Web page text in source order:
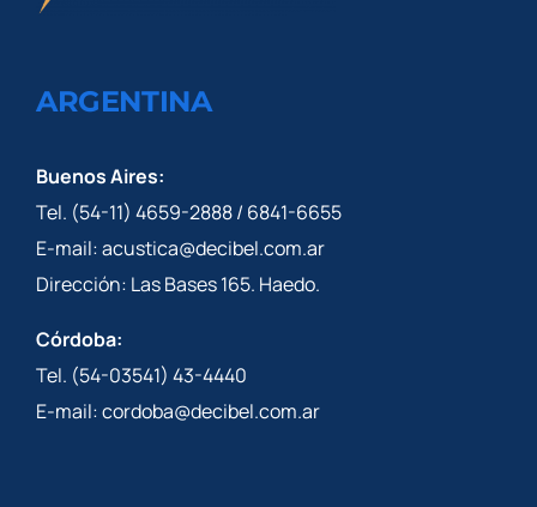
ARGENTINA
Buenos Aires:
Tel. (54-11) 4659-2888 / 6841-6655
E-mail: acustica@decibel.com.ar
Dirección: Las Bases 165. Haedo.
Córdoba:
Tel. (54-03541) 43-4440
E-mail: cordoba@decibel.com.ar